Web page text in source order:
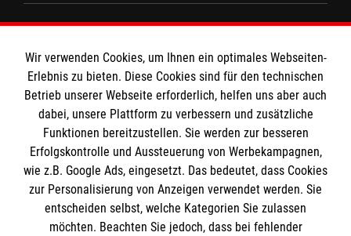
Jetzt Kurs buchen: Erste Hilfe bei
Teilnehmergruppe:
Erzieherinnen und Erzieher, Betreuerinnen und
Betreuer, Personen, die beruflich mit Kindern
zu tun haben
Kursdauer:
9 Unterrichtseinheiten à 45 Minuten
Jetzt Kurs buchen: Erste-Hilfe in
Bildungseinrichtungen
Impressum
Datenschutz
Kontakt
Die Malteser
Malteser in Deutschland
Malteserorden
Sharepoint
Spendenkonto
Wir verwenden Cookies, um Ihnen ein optimales Webseiten-
Erlebnis zu bieten. Diese Cookies sind für den technischen
Betrieb unserer Webseite erforderlich, helfen uns aber auch
dabei, unsere Plattform zu verbessern und zusätzliche
Funktionen bereitzustellen. Sie werden zur besseren
Erfolgskontrolle und Aussteuerung von Werbekampagnen,
wie z.B. Google Ads, eingesetzt. Das bedeutet, dass Cookies
zur Personalisierung von Anzeigen verwendet werden. Sie
entscheiden selbst, welche Kategorien Sie zulassen
möchten. Beachten Sie jedoch, dass bei fehlender